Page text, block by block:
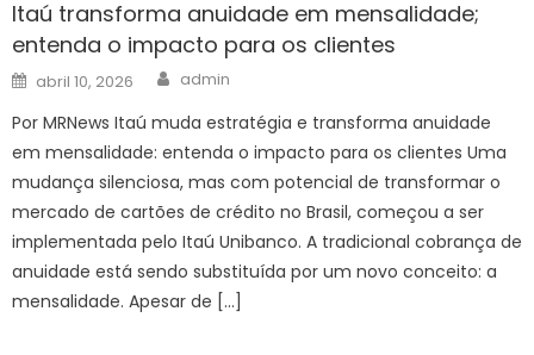
Itaú transforma anuidade em mensalidade;
entenda o impacto para os clientes
Posted
on
abril 10, 2026 Author
admin
Por MRNews Itaú muda estratégia e transforma anuidade
em mensalidade: entenda o impacto para os clientes Uma
mudança silenciosa, mas com potencial de transformar o
mercado de cartões de crédito no Brasil, começou a ser
implementada pelo Itaú Unibanco. A tradicional cobrança de
anuidade está sendo substituída por um novo conceito: a
mensalidade. Apesar de […]